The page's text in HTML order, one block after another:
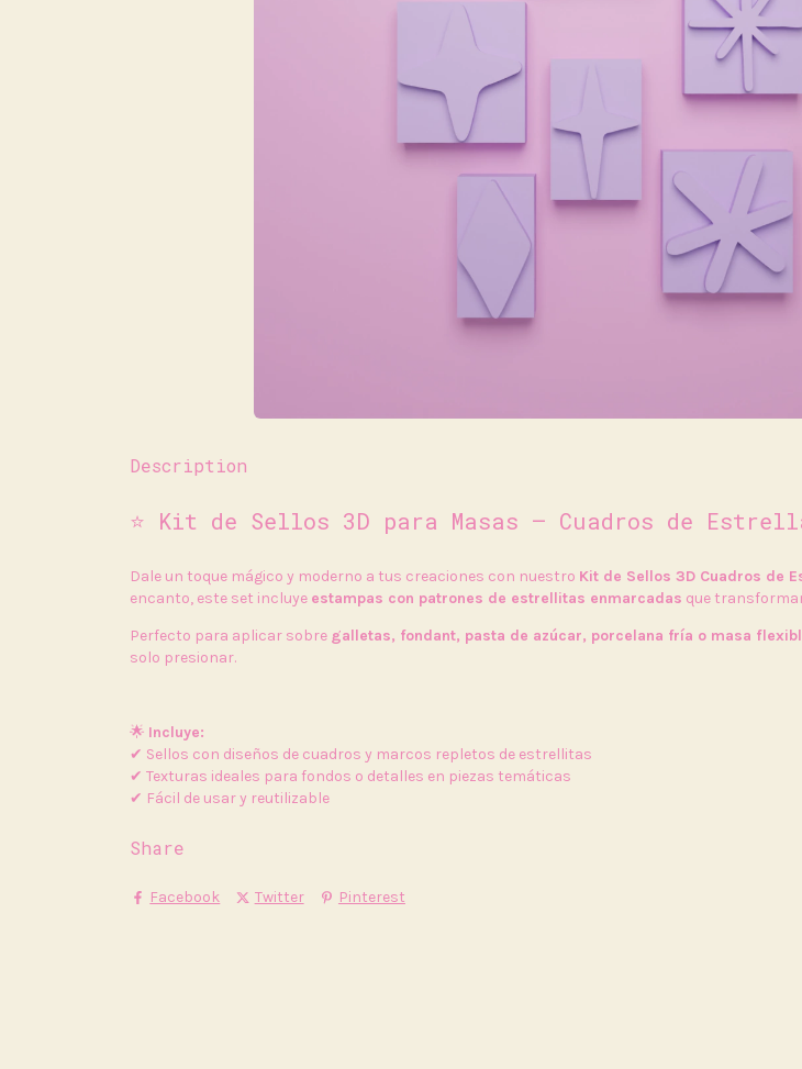
Description
⭐ Kit de Sellos 3D para Masas – Cuadros de
Dale un toque mágico y moderno a tus creaciones con nuestro Kit de Sellos 3D Cuadros de
encanto, este set incluye estampas con patrones de estrellitas enmarcadas que
Perfecto para aplicar sobre galletas, fondant, pasta de azúcar, porcelana fría o masa
solo presionar.
🌟 Incluye:
✔ Sellos con diseños de cuadros y marcos repletos de estrellitas
✔ Texturas ideales para fondos o detalles en piezas temáticas
✔ Fácil de usar y reutilizable
Share
Facebook Twitter Pinterest